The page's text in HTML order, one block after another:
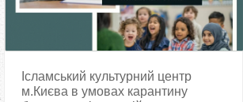
Ісламський культурний центр
м.Києва в умовах карантину